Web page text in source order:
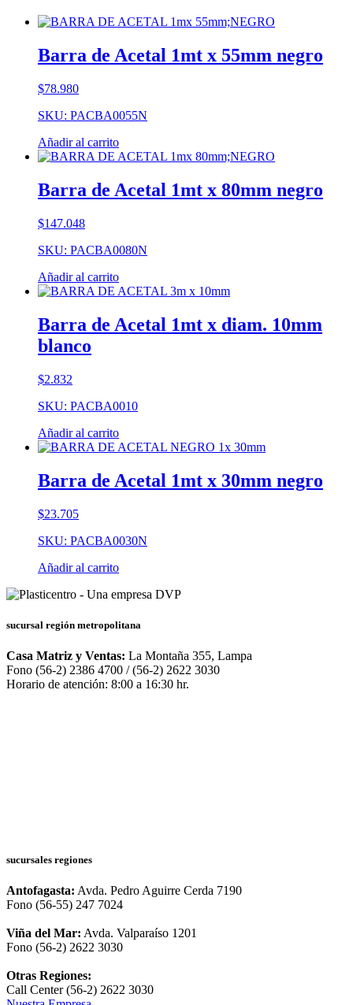
Barra de Acetal 1mt x 55mm negro
$78.980
SKU: PACBA0055N
Añadir al carrito
Barra de Acetal 1mt x 80mm negro
$147.048
SKU: PACBA0080N
Añadir al carrito
Barra de Acetal 1mt x diam. 10mm
blanco
$2.832
SKU: PACBA0010
Añadir al carrito
Barra de Acetal 1mt x 30mm negro
$23.705
SKU: PACBA0030N
Añadir al carrito
sucursal región metropolitana
Casa Matriz y Ventas: La Montaña 355, Lampa
Fono (56-2) 2386 4700 / (56-2) 2622 3030
Horario de atención: 8:00 a 16:30 hr.
sucursales regiones
Antofagasta: Avda. Pedro Aguirre Cerda 7190
Fono (56-55) 247 7024
Viña del Mar: Avda. Valparaíso 1201
Fono (56-2) 2622 3030
Otras Regiones:
Call Center (56-2) 2622 3030